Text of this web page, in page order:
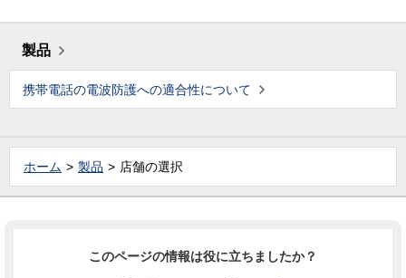
製品
携帯電話の電波防護への適合性について
ホーム 製品 店舗の選択
このページの情報は役に立ちましたか？